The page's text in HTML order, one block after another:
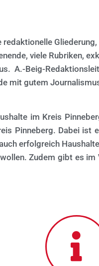
Gliederung,
viele Rubriken,
A.-Beig-
mit gutem
im Kreis
Pinneberg. Dabei ist
erfolgreich
Zudem gibt es